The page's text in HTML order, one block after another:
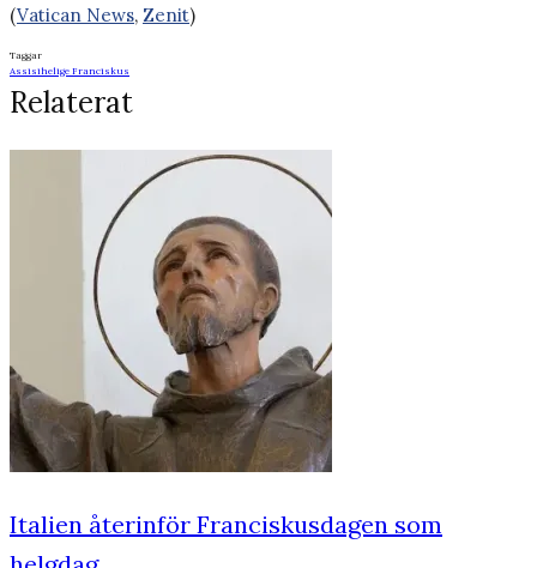
(Vatican News, Zenit)
Taggar
Assisihelige Franciskus
Relaterat
Italien återinför Franciskusdagen som